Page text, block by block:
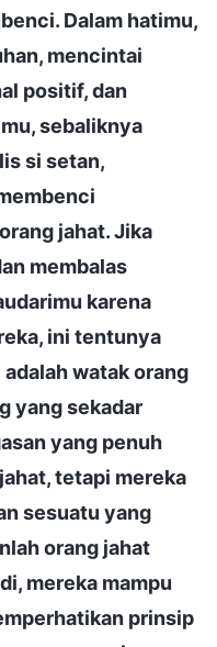
Dalam hatimu,
mencintai
positif, dan
sebaliknya
si setan,
jahat. Jika
membalas
karena
ini tentunya
watak orang
yang sekadar
yang penuh
tetapi mereka
sesuatu yang
orang jahat
mereka mampu
prinsip